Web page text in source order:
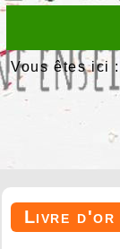
Vous êtes
Livre d'or